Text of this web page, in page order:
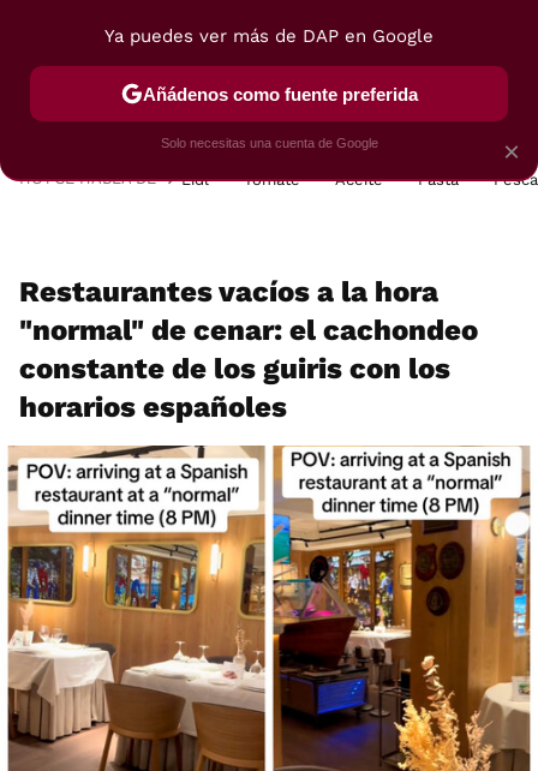
POSTRES VIAJES SELECCIÓN VEGUI
HOY SE HABLA DE Lidl Tomate Aceite Pasta
Restaurantes vacíos a la hora
"normal" de cenar: el cachondeo
constante de los guiris con los
horarios españoles
×
Ya puedes ver más de DAP en Google
Añádenos como fuente preferida
Solo necesitas una cuenta de Google